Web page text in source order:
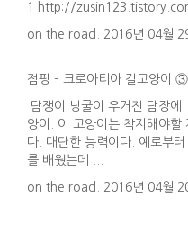
1 http://
on the road. 2016년 04월
점핑 – 크로아티아 길고양이 ③
담쟁이 넝쿨이 우거진 담장
양이. 이 고양이는 착지해야할
다. 대단한 능력이다. 예로부
를 배웠는데 ...
on the road. 2016년 04월